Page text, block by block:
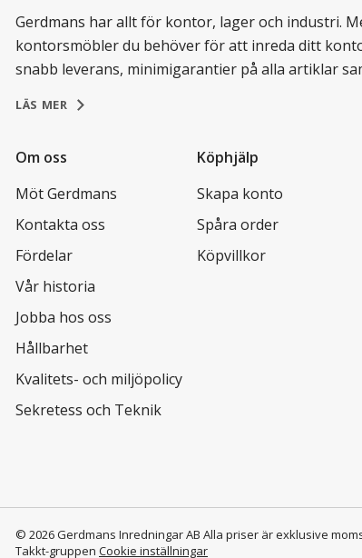
Gerdmans har allt för kontor, lager och industri.
kontorsmöbler du behöver för att inreda ditt
snabb leverans, minimigarantier på alla artiklar
LÄS MER
Om oss
Möt Gerdmans
Kontakta oss
Fördelar
Vår historia
Jobba hos oss
Hållbarhet
Kvalitets- och miljöpolicy
Sekretess och Teknik
Köphjälp
Skapa konto
Spåra order
Köpvillkor
© 2026 Gerdmans Inredningar AB Alla priser är exklusive
Takkt-gruppen Cookie inställningar